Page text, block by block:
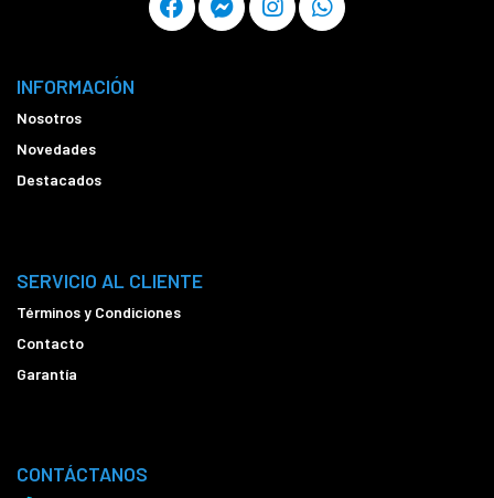
INFORMACIÓN
Nosotros
Novedades
Destacados
SERVICIO AL CLIENTE
Términos y Condiciones
Contacto
Garantía
CONTÁCTANOS